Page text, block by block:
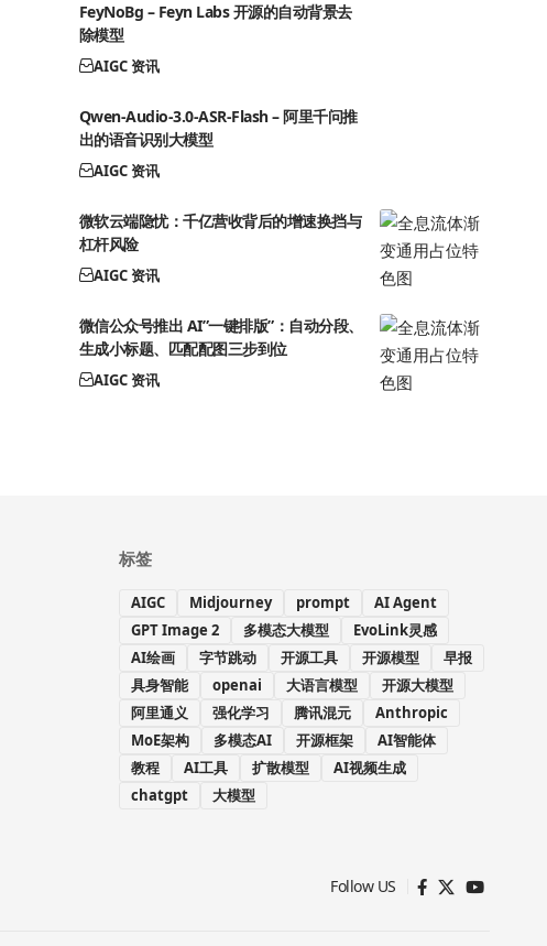
FeyNoBg – Feyn Labs 开源的自动背景去
除模型
AIGC 资讯
Qwen-Audio-3.0-ASR-Flash – 阿里千问推
出的语音识别大模型
AIGC 资讯
微软云端隐忧：千亿营收背后的增速换挡与
杠杆风险
AIGC 资讯
微信公众号推出 AI”一键排版”：自动分段、
生成小标题、匹配配图三步到位
AIGC 资讯
标签
AIGC Midjourney prompt
AI Agent
GPT Image 2
多模态大模型
EvoLink灵感
AI绘画
字节跳动 开源工具 开源模型
早报
具身智能
openai 大语言模型
开源大模型
阿里通义
强化学习 腾讯混元
Anthropic
MoE架构
多模态AI 开源框架
AI智能体
教程
AI工具 扩散模型
AI视频生成
chatgpt
大模型
Follow US